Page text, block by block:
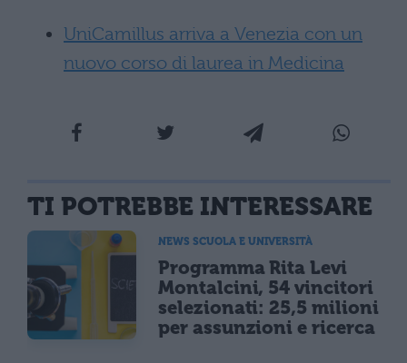
UniCamillus arriva a Venezia con un
nuovo corso di laurea in Medicina
TI POTREBBE INTERESSARE
NEWS SCUOLA E UNIVERSITÀ
Programma Rita Levi
Montalcini, 54 vincitori
selezionati: 25,5 milioni
per assunzioni e ricerca